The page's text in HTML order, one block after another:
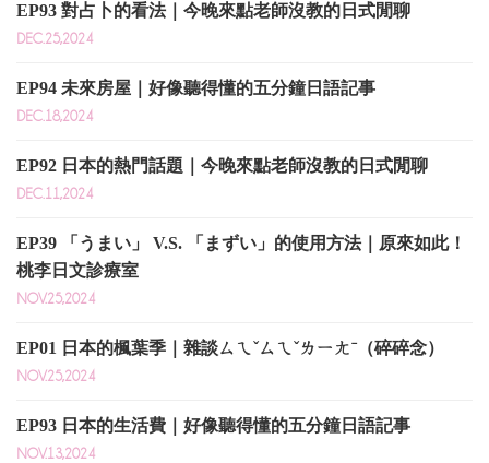
EP93 對占卜的看法｜今晚來點老師沒教的日式閒聊
DEC.25,2024
EP94 未來房屋｜好像聽得懂的五分鐘日語記事
DEC.18,2024
EP92 日本的熱門話題｜今晚來點老師沒教的日式閒聊
DEC.11,2024
EP39 「うまい」 V.S. 「まずい」的使用方法｜原來如此！
桃李日文診療室
NOV.25,2024
EP01 日本的楓葉季｜雜談ㄙㄟˇㄙㄟˇㄌㄧㄤˉ（碎碎念）
NOV.25,2024
EP93 日本的生活費｜好像聽得懂的五分鐘日語記事
NOV.13,2024